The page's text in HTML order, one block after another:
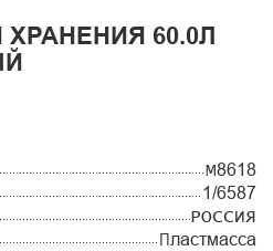
60.0Л
М8618
1/6587
РОССИЯ
Пластмасса